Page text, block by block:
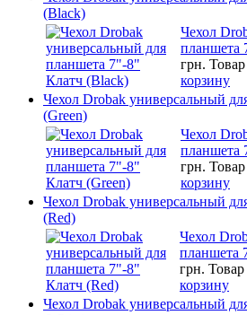
(Black)
Чехол
планшета
грн.
корзину
Чехол Drobak универсальный
(Green)
Чехол
планшета
грн.
корзину
Чехол Drobak универсальный
(Red)
Чехол
планшета
грн. Товар
корзину
Чехол Drobak универсальный